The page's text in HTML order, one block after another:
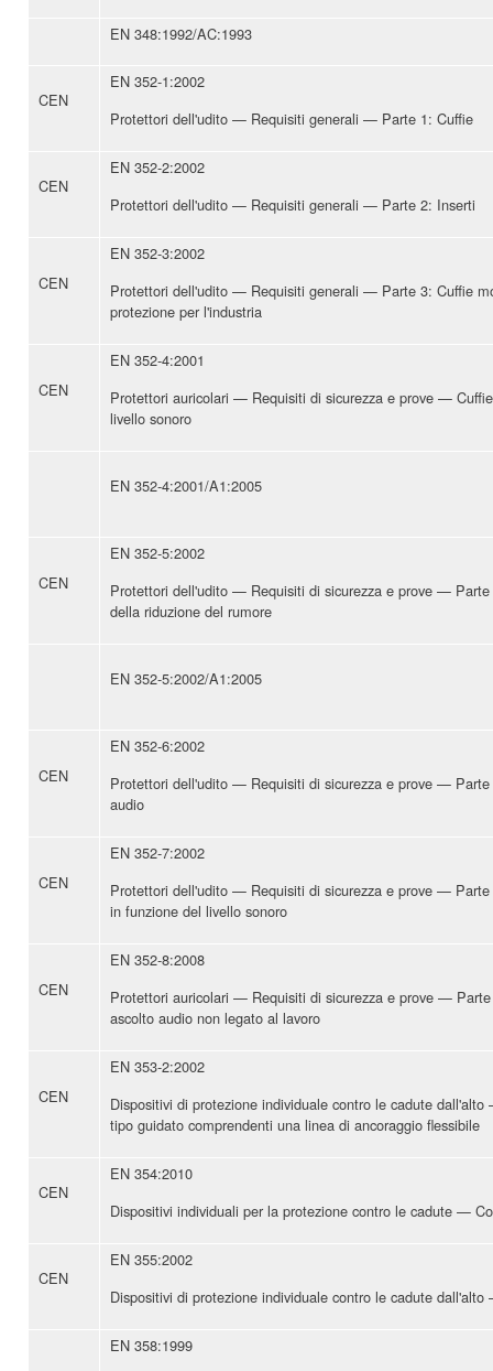
EN 348:1992/AC:1993
CEN
EN 352-1:2002
Protettori dell'udito — Requisiti generali — Parte 1: Cuffie
CEN
EN 352-2:2002
Protettori dell'udito — Requisiti generali — Parte 2: Inserti
CEN
EN 352-3:2002
Protettori dell'udito — Requisiti generali — Parte 3: Cuffie
protezione per l'industria
CEN
EN 352-4:2001
Protettori auricolari — Requisiti di sicurezza e prove —
livello sonoro
EN 352-4:2001/A1:2005
CEN
EN 352-5:2002
Protettori dell'udito — Requisiti di sicurezza e prove —
della riduzione del rumore
EN 352-5:2002/A1:2005
CEN
EN 352-6:2002
Protettori dell'udito — Requisiti di sicurezza e prove — Parte
audio
CEN
EN 352-7:2002
Protettori dell'udito — Requisiti di sicurezza e prove —
in funzione del livello sonoro
CEN
EN 352-8:2008
Protettori auricolari — Requisiti di sicurezza e prove —
ascolto audio non legato al lavoro
CEN
EN 353-2:2002
Dispositivi di protezione individuale contro le cadute
tipo guidato comprendenti una linea di ancoraggio flessibile
CEN
EN 354:2010
Dispositivi individuali per la protezione contro le cadute —
CEN
EN 355:2002
Dispositivi di protezione individuale contro le cadute
EN 358:1999